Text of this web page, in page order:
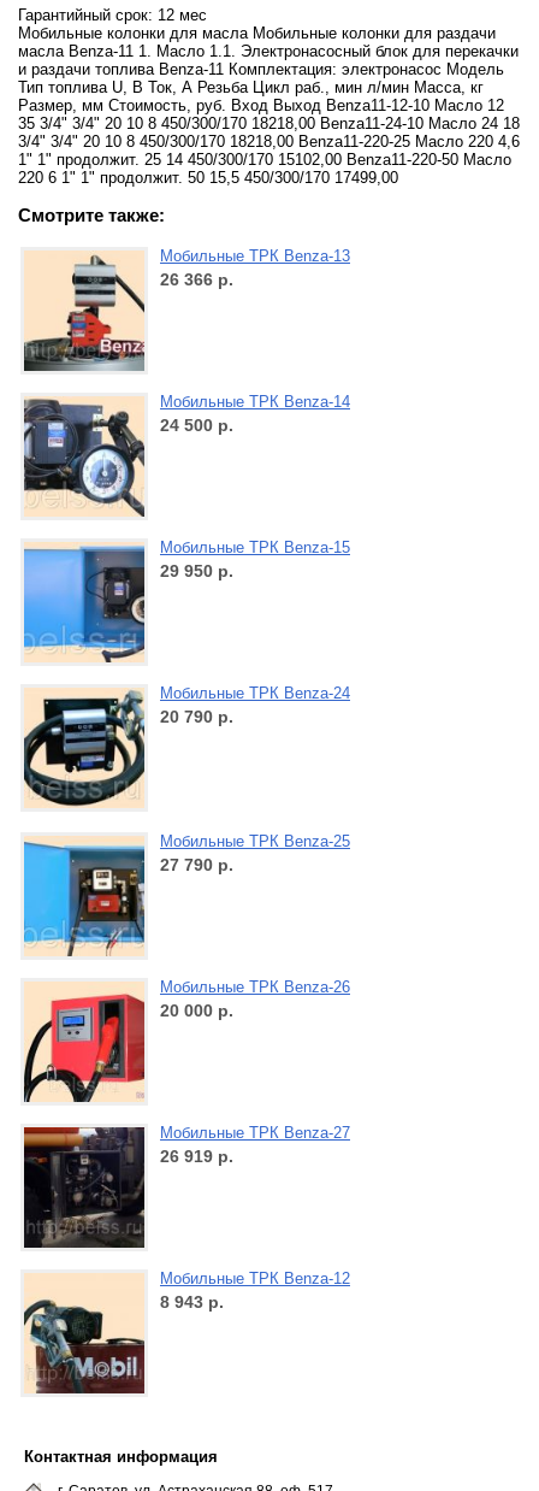
Гарантийный срок: 12 мес
Мобильные колонки для масла Мобильные колонки для раздачи
масла Benza-11 1. Масло 1.1. Электронасосный блок для перекачки
и раздачи топлива Benza-11 Комплектация: электронасос Модель
Тип топлива U, В Ток, А Резьба Цикл раб., мин л/мин Масса, кг
Размер, мм Стоимость, руб. Вход Выход Benza11-12-10 Масло 12
35 3/4" 3/4" 20 10 8 450/300/170 18218,00 Benza11-24-10 Масло 24 18
3/4" 3/4" 20 10 8 450/300/170 18218,00 Benza11-220-25 Масло 220 4,6
1" 1" продолжит. 25 14 450/300/170 15102,00 Benza11-220-50 Масло
220 6 1" 1" продолжит. 50 15,5 450/300/170 17499,00
Смотрите также:
Мобильные ТРК Benza-13
26 366 р.
Мобильные ТРК Benza-14
24 500 р.
Мобильные ТРК Benza-15
29 950 р.
Мобильные ТРК Benza-24
20 790 р.
Мобильные ТРК Benza-25
27 790 р.
Мобильные ТРК Benza-26
20 000 р.
Мобильные ТРК Benza-27
26 919 р.
Мобильные ТРК Benza-12
8 943 р.
Контактная информация